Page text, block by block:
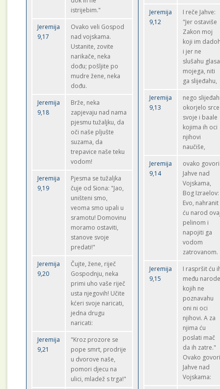
istrijebim."
Jeremija
9,17
Ovako veli Gospod
nad vojskama.
Ustanite, zovite
narikače, neka
dođu; pošljite po
mudre žene, neka
dođu.
Jeremija
9,18
Brže, neka
zapjevaju nad nama
pjesmu tužaljku, da
oči naše pljušte
suzama, da
trepavice naše teku
vodom!
Jeremija
9,19
Pjesma se tužaljka
čuje od Siona: "Jao,
uništeni smo,
veoma smo upali u
sramotu! Domovinu
moramo ostaviti,
stanove svoje
predati!"
Jeremija
9,20
Čujte, žene, riječ
Gospodnju, neka
primi uho vaše riječ
usta njegovih! Učite
kćeri svoje naricati,
jedna drugu
naricati:
Jeremija
9,21
"Kroz prozore se
pope smrt, prodrije
u dvorove naše,
pomori djecu na
ulici, mladež s trga!"
Jeremija
9,12
I reče Jahve:
"Jer ostaviše
Zakon moj
koji im
i jer ne
slušahu glasa
mojega, niti
ga slijeđahu,
Jeremija
9,13
nego
okorjelo srce
svoje i baale
kojima ih oci
njihovi
naučiše,
Jeremija
9,14
ovako govori
Jahve nad
Vojskama,
Bog Izraelov:
Evo, nahranit
ću narod
pelinom i
napojiti ga
vodom
zatrovanom.
Jeremija
9,15
I raspršit ću
među
kojih ne
poznavahu
oni ni oci
njihovi. A za
njima ću
poslati mač
da ih zatre."
Ovako
Jahve nad
Vojskama: